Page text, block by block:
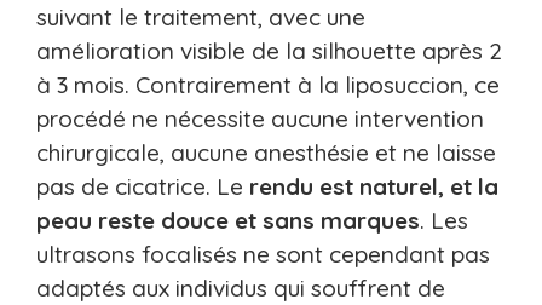
suivant le traitement, avec une
amélioration visible de la silhouette après 2
à 3 mois. Contrairement à la liposuccion, ce
procédé ne nécessite aucune intervention
chirurgicale, aucune anesthésie et ne laisse
pas de cicatrice. Le rendu est naturel, et la
peau reste douce et sans marques. Les
ultrasons focalisés ne sont cependant pas
adaptés aux individus qui souffrent de